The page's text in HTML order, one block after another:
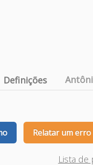
Definições
Relatar um erro
Lista de